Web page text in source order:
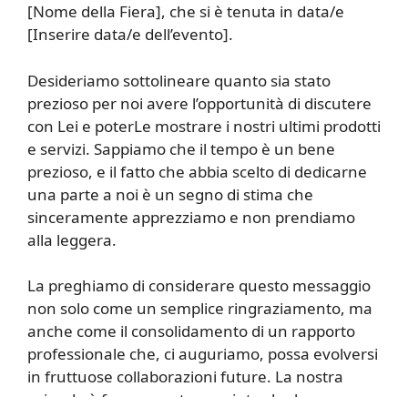
[Nome della Fiera], che si è tenuta in data/e
[Inserire data/e dell’evento].
Desideriamo sottolineare quanto sia stato
prezioso per noi avere l’opportunità di discutere
con Lei e poterLe mostrare i nostri ultimi prodotti
e servizi. Sappiamo che il tempo è un bene
prezioso, e il fatto che abbia scelto di dedicarne
una parte a noi è un segno di stima che
sinceramente apprezziamo e non prendiamo
alla leggera.
La preghiamo di considerare questo messaggio
non solo come un semplice ringraziamento, ma
anche come il consolidamento di un rapporto
professionale che, ci auguriamo, possa evolversi
in fruttuose collaborazioni future. La nostra